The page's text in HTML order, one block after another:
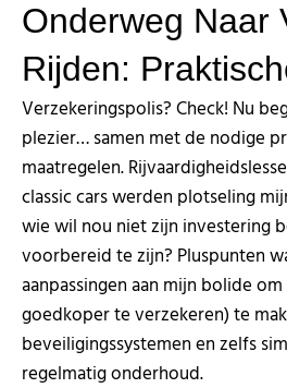
Onderweg Naar
Rijden:
Verzekeringspolis? Check! Nu
plezier… samen met de nodige
maatregelen.
classic cars werden plotseling
wie wil nou niet zijn investering
voorbereid te zijn? Pluspunten
aanpassingen aan mijn bolide
goedkoper te verzekeren) te
beveiligingssystemen en zelfs
regelmatig onderhoud.